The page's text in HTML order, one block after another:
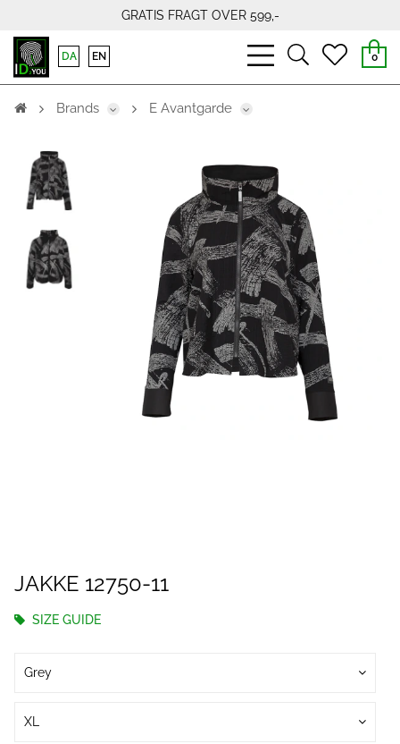
GRATIS FRAGT OVER 599,-
bars
light
searchheart
0
DA EN
Brands E Avantgarde
JAKKE 12750-11
SIZE GUIDE
Grey
XL